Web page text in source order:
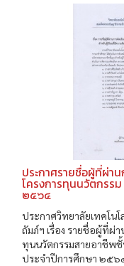
ประกาศรายชื่อผู้ที่ผ่า
โครงการทุนนวัตกรร
๒๕๖๔
ประกาศวิทยาลัยเทคโน
ถัมภ์ฯ เรื่อง รายชื่อผู้ที่ผ่
ทุนนวัตกรรมสายอาชีพชั้
ประจำปีการศึกษา ๒๕๖